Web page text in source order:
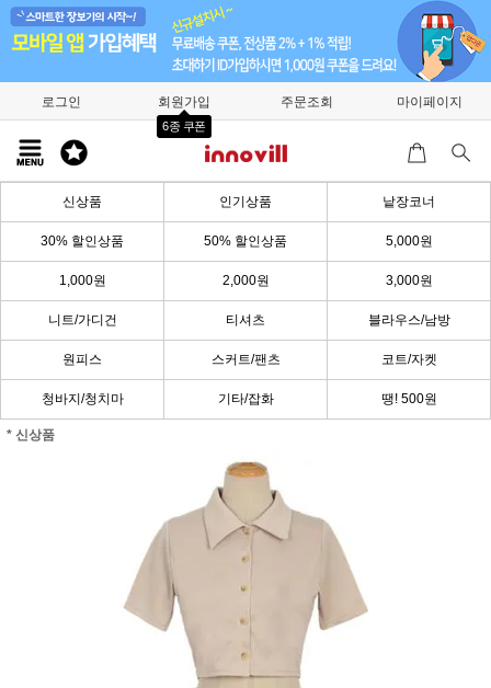
로그인 회원가입
6종 쿠폰
주문조회 마이페이지
신상품 인기상품 낱장코너
30% 할인상품 50% 할인상품 5,000원
1,000원 2,000원 3,000원
니트/가디건 티셔츠 블라우스/남방
원피스 스커트/팬츠 코트/자켓
청바지/청치마 기타/잡화 땡! 500원
* 신상품